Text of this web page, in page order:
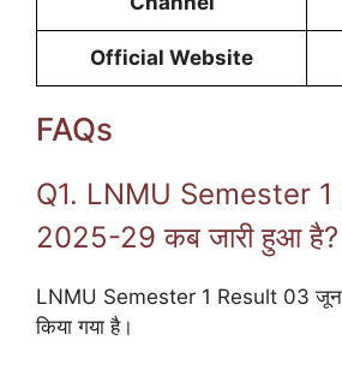
Official Website
FAQs
Q1. LNMU Semester 1
2025-29 कब जारी हुआ है?
LNMU Semester 1 Result 03 जून
किया गया है।